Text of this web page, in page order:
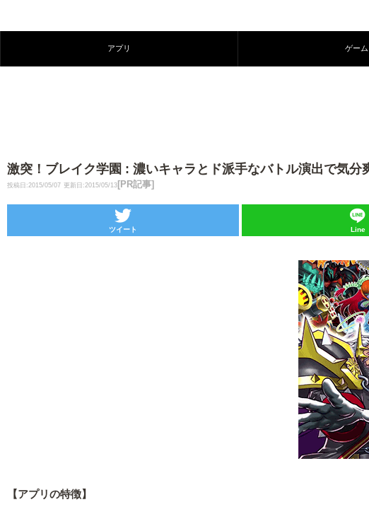
アプリ ゲーム
激突！ブレイク学園 : 濃いキャラとド派手なバトル演出で気分
投稿日:2015/05/07 更新日:2015/05/13 [PR記事]
ツイート Line
【アプリの特徴】